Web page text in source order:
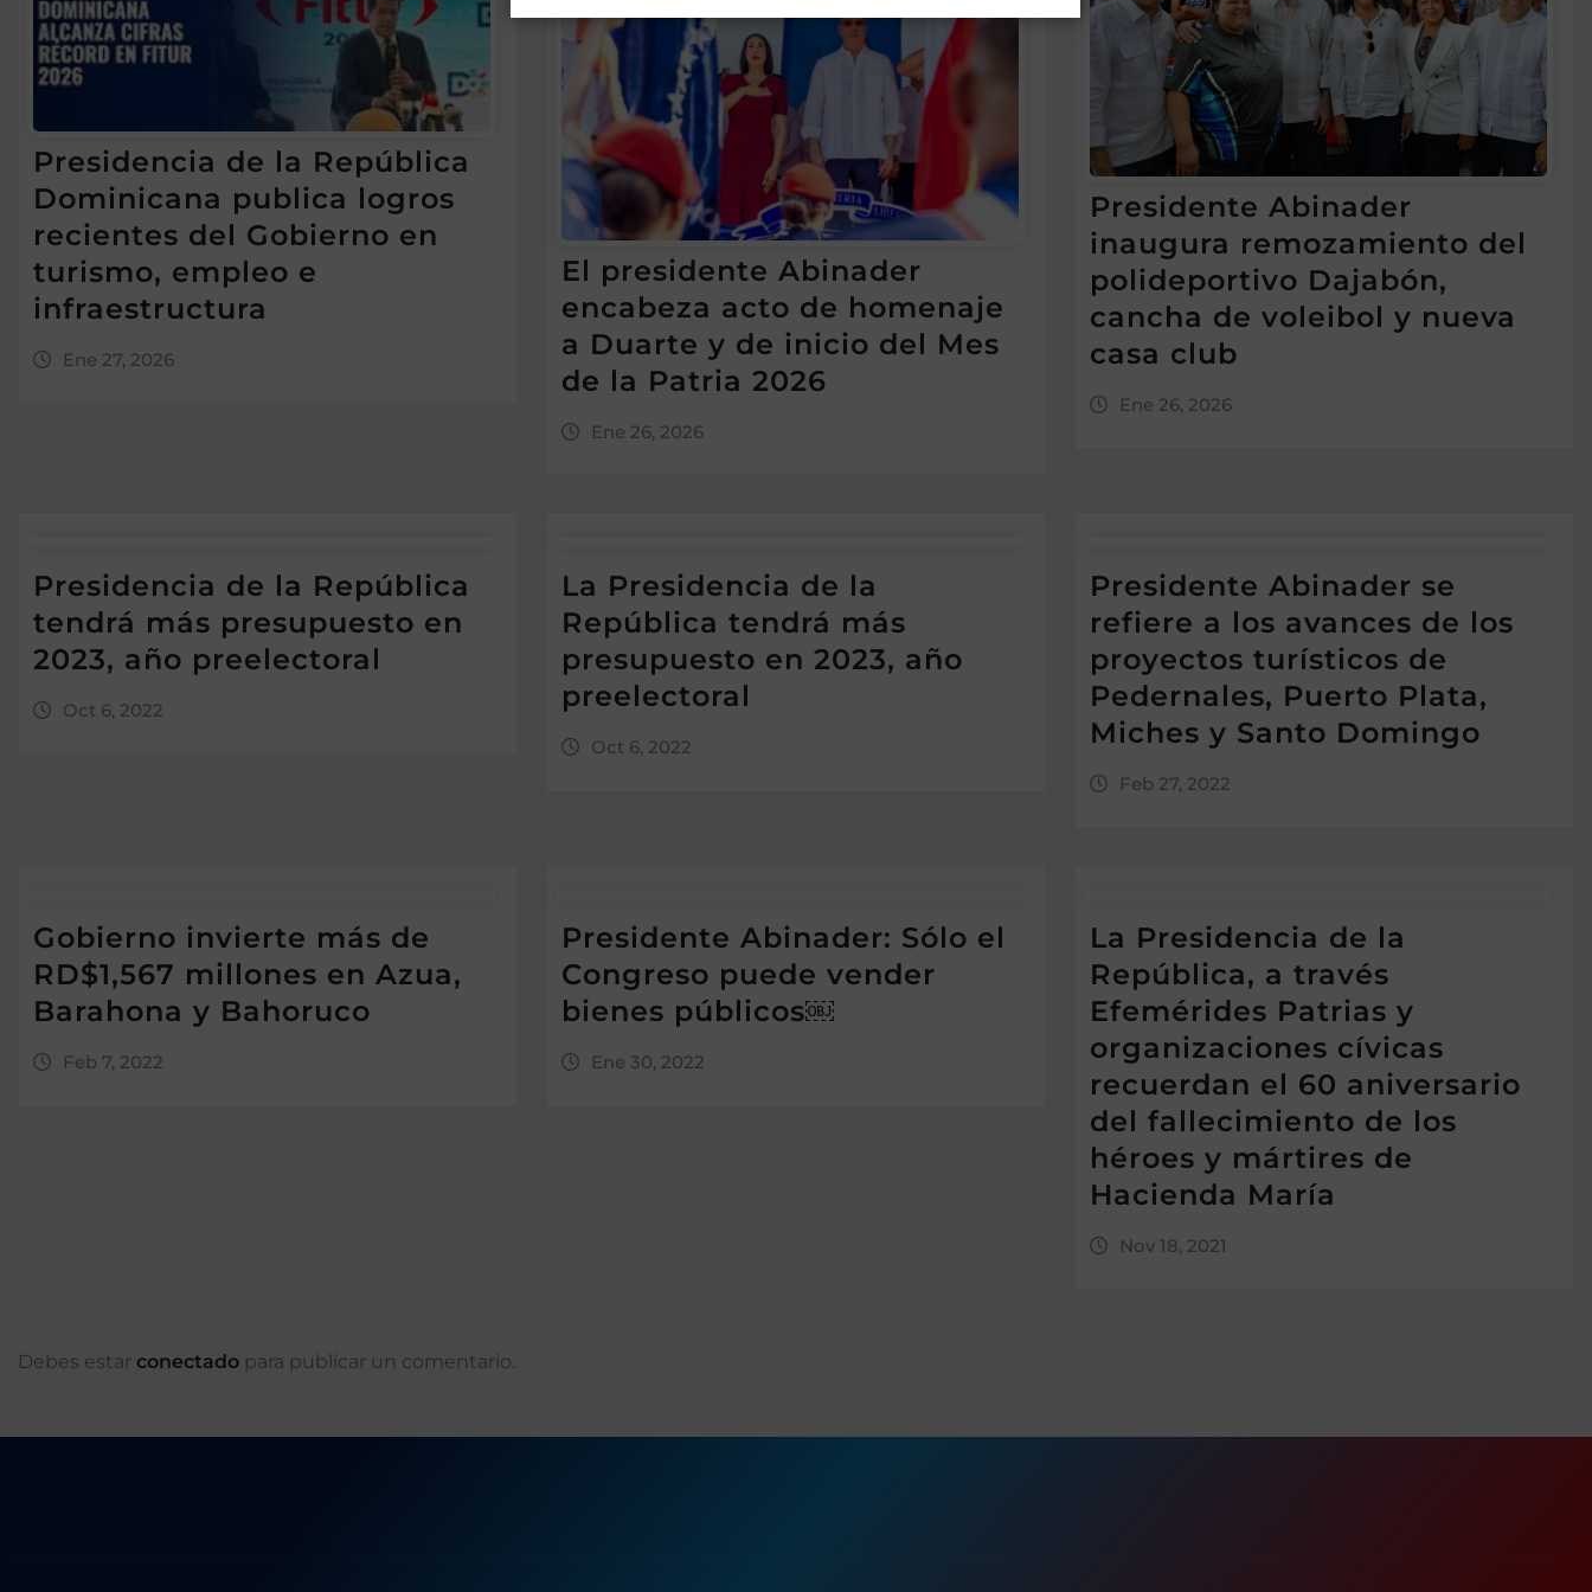
Presidencia de la República
Dominicana publica logros
recientes del Gobierno en
turismo, empleo e
infraestructura
Ene 27, 2026
El presidente Abinader
encabeza acto de homenaje
a Duarte y de inicio del Mes
de la Patria 2026
Ene 26, 2026
Presidente Abinader
inaugura remozamiento del
polideportivo Dajabón,
cancha de voleibol y nueva
casa club
Ene 26, 2026
Presidencia de la República
tendrá más presupuesto en
2023, año preelectoral
Oct 6, 2022
La Presidencia de la
República tendrá más
presupuesto en 2023, año
preelectoral
Oct 6, 2022
Presidente Abinader se
refiere a los avances de los
proyectos turísticos de
Pedernales, Puerto Plata,
Miches y Santo Domingo
Feb 27, 2022
Gobierno invierte más de
RD$1,567 millones en Azua,
Barahona y Bahoruco
Feb 7, 2022
Presidente Abinader: Sólo el
Congreso puede vender
bienes públicos￼
Ene 30, 2022
La Presidencia de la
República, a través
Efemérides Patrias y
organizaciones cívicas
recuerdan el 60 aniversario
del fallecimiento de los
héroes y mártires de
Hacienda María
Nov 18, 2021
Debes estar conectado para publicar un comentario.